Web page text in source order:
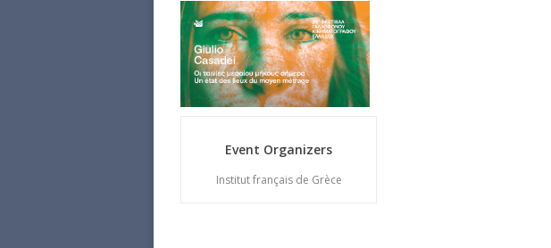
Event Organizers
Institut français de Grèce